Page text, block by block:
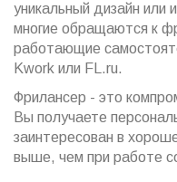
уникальный дизайн или
многие обращаются к
работающие
Kwork или FL.ru.
Фрилансер - это
Вы получаете
заинтересован в
выше, чем при работе